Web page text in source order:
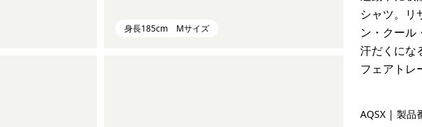
身長185cm Mサイズ
シャツ。リ
ン・クール
汗だくにな
フェアトレ
Aqua
AQSX | 製品